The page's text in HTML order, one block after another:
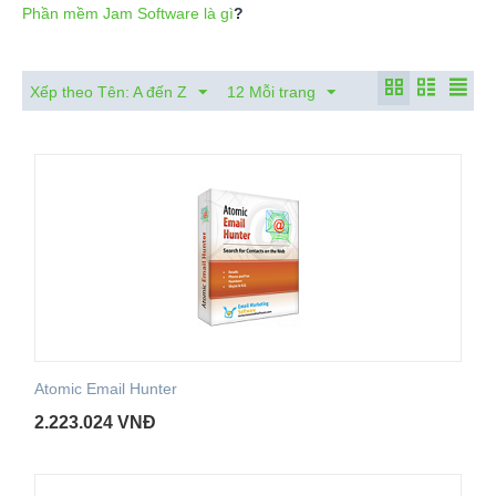
Phần mềm Jam Software là gì?
Xếp theo Tên: A đến Z 12 Mỗi trang
Atomic Email Hunter
2.223.024 VNĐ